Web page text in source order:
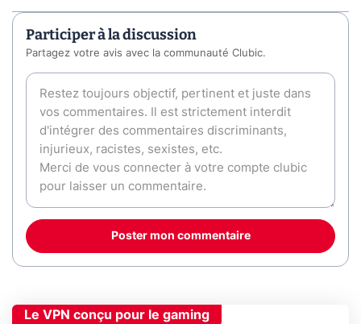
Participer à la discussion
Partagez votre avis avec la communauté Clubic.
Poster mon commentaire
Le VPN conçu pour le gaming